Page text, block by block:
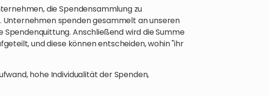
die Spendensammlung zu
Unternehmen spenden gesammelt an unseren
Anschließend wird die Summe
und diese können entscheiden, wohin "ihr
hohe Individualität der Spenden,